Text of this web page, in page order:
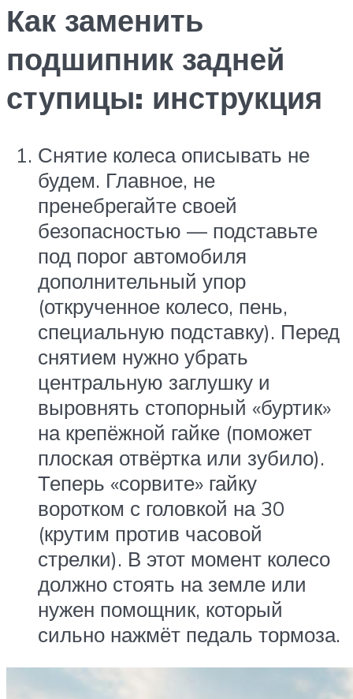
Как заменить
подшипник задней
ступицы: инструкция
Снятие колеса описывать не
будем. Главное, не
пренебрегайте своей
безопасностью — подставьте
под порог автомобиля
дополнительный упор
(открученное колесо, пень,
специальную подставку). Перед
снятием нужно убрать
центральную заглушку и
выровнять стопорный «буртик»
на крепёжной гайке (поможет
плоская отвёртка или зубило).
Теперь «сорвите» гайку
воротком с головкой на 30
(крутим против часовой
стрелки). В этот момент колесо
должно стоять на земле или
нужен помощник, который
сильно нажмёт педаль тормоза.